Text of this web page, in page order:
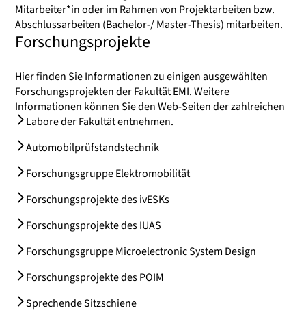
Mitarbeiter*in oder im Rahmen von Projektarbeiten bzw.
Abschlussarbeiten (Bachelor-/ Master-Thesis) mitarbeiten.
Forschungsprojekte
Hier finden Sie Informationen zu einigen ausgewählten
Forschungsprojekten der Fakultät EMI. Weitere
Informationen können Sie den Web-Seiten der zahlreichen
Labore der Fakultätentnehmen.
Automobilprüfstandstechnik
Forschungsgruppe Elektromobilität
Forschungsprojekte des ivESKs
Forschungsprojekte des IUAS
Forschungsgruppe Microelectronic System Design
Forschungsprojekte des POIM
Sprechende Sitzschiene